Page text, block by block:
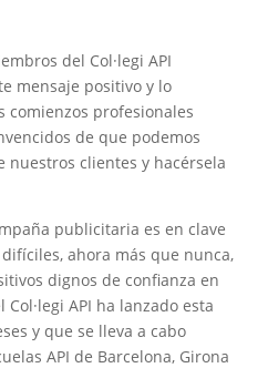
del Col·legi API
mensaje positivo y lo
comienzos profesionales
de que podemos
nuestros clientes y hacérsela
publicitaria es en clave
ahora más que nunca,
dignos de confianza en
API ha lanzado esta
y que se lleva a cabo
API de Barcelona, Girona